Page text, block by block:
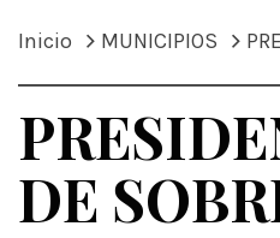
Inicio MUNICIPIOS
DE